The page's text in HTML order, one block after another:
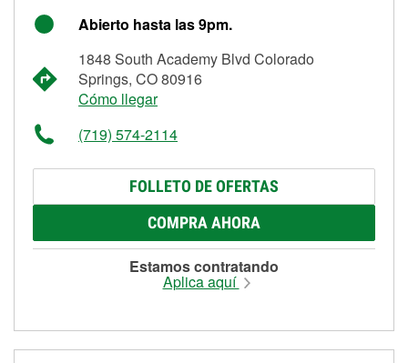
Abierto hasta las 9pm.
1848 South Academy Blvd Colorado
Springs, CO 80916
Cómo llegar
(719) 574-2114
FOLLETO DE OFERTAS
COMPRA AHORA
Estamos contratando
Aplica aquí